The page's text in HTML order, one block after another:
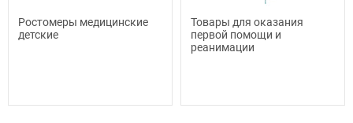
Ростомеры медицинские
детские
Товары для оказания
первой помощи и
реанимации